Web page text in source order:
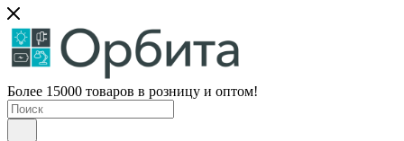
Более 15000 товаров в розницу и оптом!